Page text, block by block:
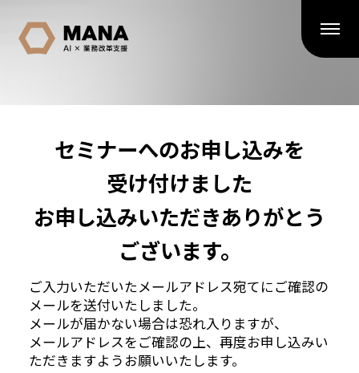
セミナーへのお申し込みを
受け付けました
お申し込みいただきありがとう
ございます。
ご入力いただいたメールアドレス宛てにご確認の
メールを送付いたしました。
メールが届かない場合は恐れ入りますが、
メールアドレスをご確認の上、再度お申し込みい
ただきますようお願いいたします。